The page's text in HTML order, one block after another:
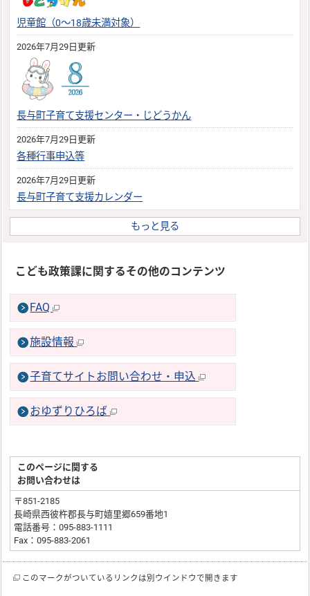
児童館（0～18歳未満対象）
2026年7月29日更新
長与町子育て支援センター・じどうかん
2026年7月29日更新
各種行事申込等
2026年7月29日更新
長与町子育て支援カレンダー
もっと見る
こども政策課に関するその他のコンテンツ
FAQ
施設情報
子育てサイトお問い合わせ・申込
おゆずりひろば
このページに関する
お問い合わせは
〒851-2185
長崎県西彼杵郡長与町嬉里郷659番地1
電話番号：095-883-1111
Fax：095-883-2061
このマークがついているリンクは別ウインドウで開きます